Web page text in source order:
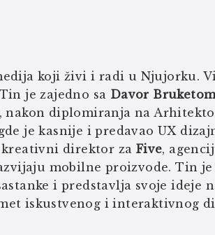
koji živi i radi u Njujorku.
je zajedno sa Davor
nakon diplomiranja na
je kasnije i predavao UX
kreativni direktor za Five,
mobilne proizvode. Tin je
i predstavlja svoje ideje
iskustvenog i interaktivnog